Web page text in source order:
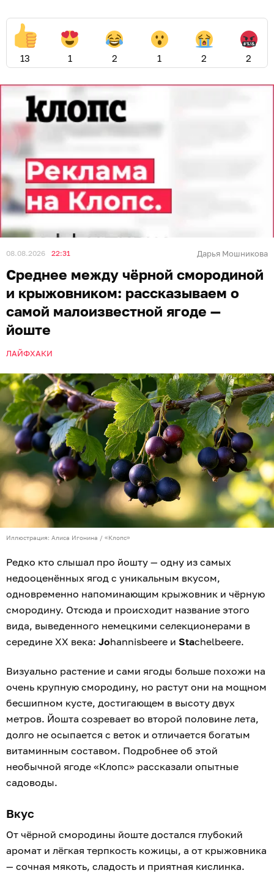
13 1 2 1 2 2
08.08.2026 22:31 Дарья Мошникова
Среднее между чёрной смородиной
и крыжовником: рассказываем о
самой малоизвестной ягоде —
йоште
ЛАЙФХАКИ
Иллюстрация: Алиса Игонина / «Клопс»
Редко кто слышал про йошту — одну из самых
недооценённых ягод с уникальным вкусом,
одновременно напоминающим крыжовник и чёрную
смородину. Отсюда и происходит название этого
вида, выведенного немецкими селекционерами в
середине XX века: Johannisbeere и Stachelbeere.
Визуально растение и сами ягоды больше похожи на
очень крупную смородину, но растут они на мощном
бесшипном кусте, достигающем в высоту двух
метров. Йошта созревает во второй половине лета,
долго не осыпается с веток и отличается богатым
витаминным составом. Подробнее об этой
необычной ягоде «Клопс» рассказали опытные
садоводы.
Вкус
От чёрной смородины йоште достался глубокий
аромат и лёгкая терпкость кожицы, а от крыжовника
— сочная мякоть, сладость и приятная кислинка.